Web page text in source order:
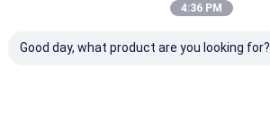
4:36 PM
Good day, what product are you looking for?